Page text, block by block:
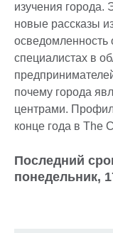
изучения города.
новые рассказы
осведомленность
специалистах в
почему города
центрами.
конце года в The
Последний
понедельник,